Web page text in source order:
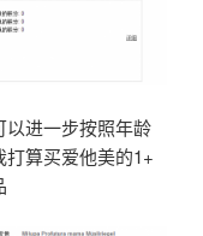
进一步按照年龄
算买爱他美的1+